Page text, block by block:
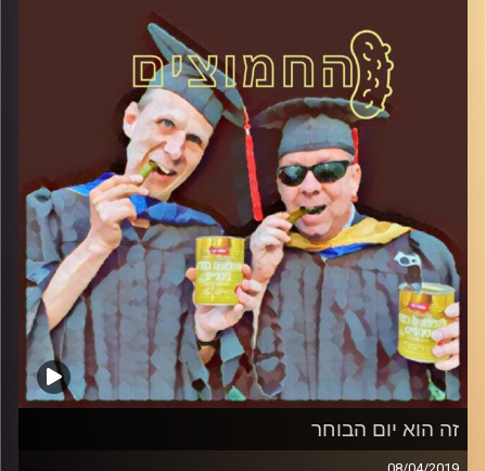
קרדיט תמונות:AudioVersity
זה הוא יום הבוחר